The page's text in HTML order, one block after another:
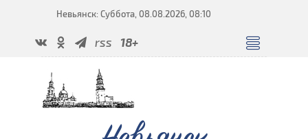
Невьянск: Суббота, 08.08.2026, 08:10
rss 18+